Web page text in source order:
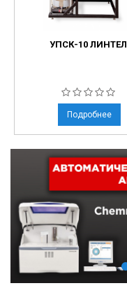
УПСК-10 ЛИНТЕЛ
Подробнее